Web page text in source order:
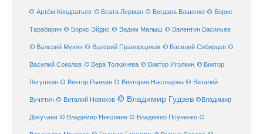
© Артём Кондратьев © Беата Лерман © Богдана Ващенко © Борис
Тарабарин © Борис Эйдис © Вадим Малыш © Валентин Васильев
© Валерий Мухин © Валерий Прапорщиков © Василий Сибирцев ©
Василий Соколов © Вера Толкачева © Виктор Иголкин © Виктор
Лягушкин © Виктор Рывкин © Виктория Наследова © Виталий
Вучетич © Виталий Новиков © Владимир Гудзев ©Владимир
Докучаев © Владимир Николаев © Владимир Псуненко ©